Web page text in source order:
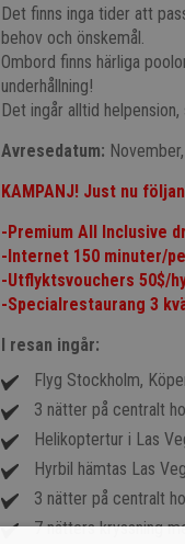
Det finns inga tider att
behov och önskemål.
Ombord finns härliga
underhållning!
Det ingår alltid
Avresedatum:
KAMPANJ! Just nu
-Premium All Inclusive
-Internet 150 minuter/
-Utflyktsvouchers 50$/
-Specialrestaurang 3
I resan ingår:
Flyg Stockholm,
3 nätter på centralt
Helikoptertur i Las
Hyrbil hämtas Las
3 nätter på centralt
7 nätters kryssning